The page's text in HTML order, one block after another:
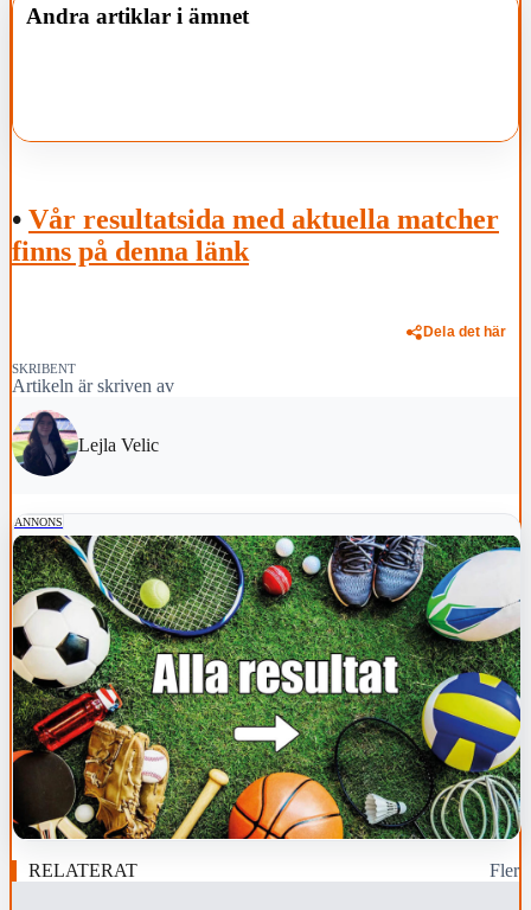
Andra artiklar i ämnet
• Vår resultatsida med aktuella matcher
finns på denna länk
Dela det här
SKRIBENT
Artikeln är skriven av
Lejla Velic
ANNONS
RELATERAT Fler